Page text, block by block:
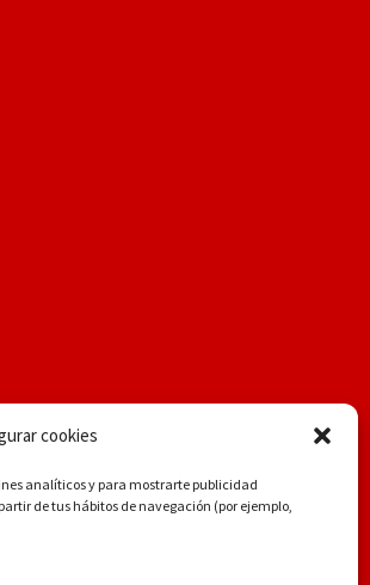
cookies
analíticos y para mostrarte publicidad
de tus hábitos de navegación (por ejemplo,